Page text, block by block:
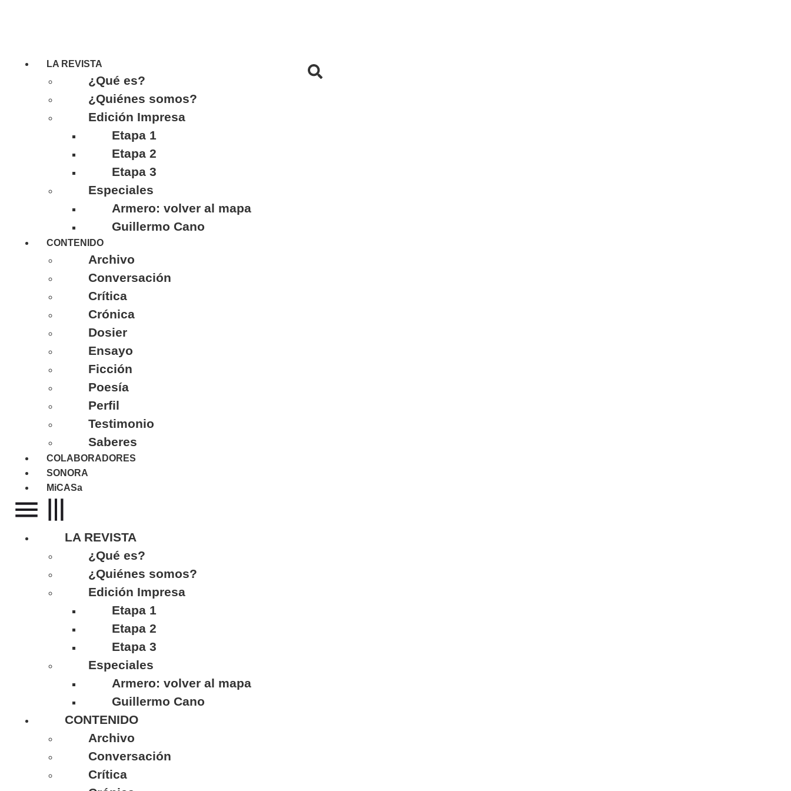
LA REVISTA
¿Qué es?
¿Quiénes somos?
Edición Impresa
Etapa 1
Etapa 2
Etapa 3
Especiales
Armero: volver al mapa
Guillermo Cano
CONTENIDO
Archivo
Conversación
Crítica
Crónica
Dosier
Ensayo
Ficción
Poesía
Perfil
Testimonio
Saberes
COLABORADORES
SONORA
MiCASa
LA REVISTA
¿Qué es?
¿Quiénes somos?
Edición Impresa
Etapa 1
Etapa 2
Etapa 3
Especiales
Armero: volver al mapa
Guillermo Cano
CONTENIDO
Archivo
Conversación
Crítica